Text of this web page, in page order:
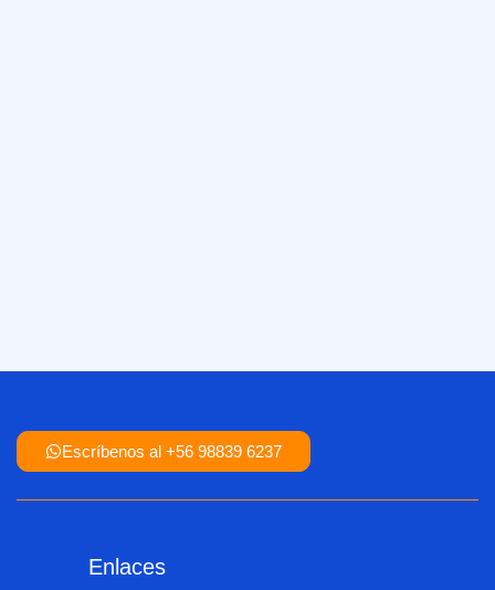
Escríbenos al +56 98839 6237
Enlaces